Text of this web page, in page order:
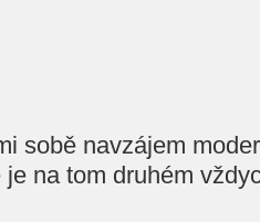
sobě navzájem
na tom druhém